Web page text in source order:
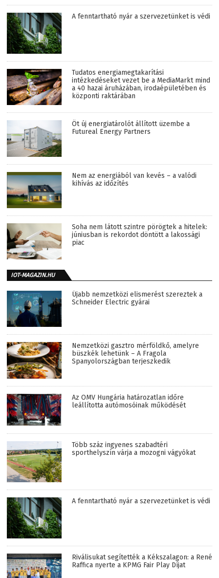
A fenntartható nyár a szervezetünket is védi
Tudatos energiamegtakarítási
intézkedéseket vezet be a MediaMarkt mind
a 40 hazai áruházában, irodaépületében és
központi raktárában
Öt új energiatárolót állított üzembe a
Futureal Energy Partners
Nem az energiából van kevés – a valódi
kihívás az időzítés
Soha nem látott szintre pörögtek a hitelek:
júniusban is rekordot döntött a lakossági
piac
IOT-MAGAZIN.HU
Újabb nemzetközi elismerést szereztek a
Schneider Electric gyárai
Nemzetközi gasztro mérföldkő, amelyre
büszkék lehetünk – A Fragola
Spanyolországban terjeszkedik
Az OMV Hungária határozatlan időre
leállította autómosóinak működését
Több száz ingyenes szabadtéri
sporthelyszín várja a mozogni vágyókat
A fenntartható nyár a szervezetünket is védi
Riválisukat segítették a Kékszalagon: a René
Raffica nyerte a KPMG Fair Play Díjat